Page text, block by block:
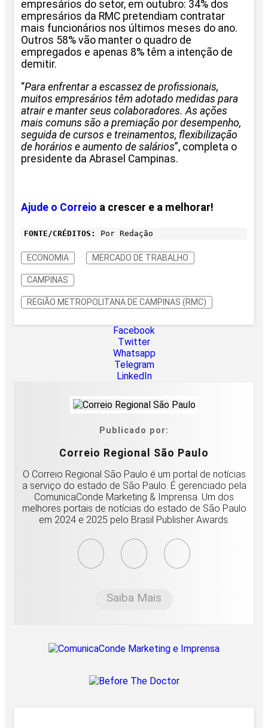
empresários do setor, em outubro: 34% dos
empresários da RMC pretendiam contratar
mais funcionários nos últimos meses do ano.
Outros 58% vão manter o quadro de
empregados e apenas 8% têm a intenção de
demitir.
“Para enfrentar a escassez de profissionais,
muitos empresários têm adotado medidas para
atrair e manter seus colaboradores. As ações
mais comuns são a premiação por desempenho,
seguida de cursos e treinamentos, flexibilização
de horários e aumento de salários”, completa o
presidente da Abrasel Campinas.
Ajude o Correio a crescer e a melhorar!
FONTE/CRÉDITOS: Por Redação
ECONOMIA MERCADO DE TRABALHO
CAMPINAS
REGIÃO METROPOLITANA DE CAMPINAS (RMC)
Facebook
Twitter
Whatsapp
Telegram
LinkedIn
Publicado por:
Correio Regional São Paulo
O Correio Regional São Paulo é um portal de notícias
a serviço do estado de São Paulo. É gerenciado pela
ComunicaConde Marketing & Imprensa. Um dos
melhores portais de notícias do estado de São Paulo
em 2024 e 2025 pelo Brasil Publisher Awards.
Saiba Mais